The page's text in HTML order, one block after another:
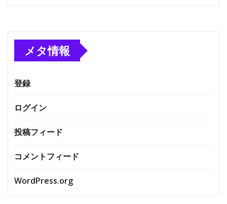
メタ情報
登録
ログイン
投稿フィード
コメントフィード
WordPress.org